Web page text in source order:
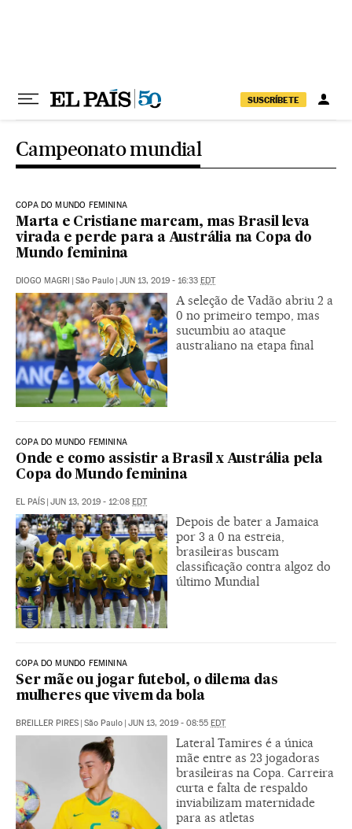
SUSCRÍBETE
Campeonato mundial
COPA DO MUNDO FEMININA
Marta e Cristiane marcam, mas Brasil leva
virada e perde para a Austrália na Copa do
Mundo feminina
DIOGO MAGRI | São Paulo | JUN 13, 2019 - 16:33 EDT
A seleção de Vadão abriu 2 a
0 no primeiro tempo, mas
sucumbiu ao ataque
australiano na etapa final
COPA DO MUNDO FEMININA
Onde e como assistir a Brasil x Austrália pela
Copa do Mundo feminina
EL PAÍS | JUN 13, 2019 - 12:08 EDT
Depois de bater a Jamaica
por 3 a 0 na estreia,
brasileiras buscam
classificação contra algoz do
último Mundial
COPA DO MUNDO FEMININA
Ser mãe ou jogar futebol, o dilema das
mulheres que vivem da bola
BREILLER PIRES | São Paulo | JUN 13, 2019 - 08:55 EDT
Lateral Tamires é a única
mãe entre as 23 jogadoras
brasileiras na Copa. Carreira
curta e falta de respaldo
inviabilizam maternidade
para as atletas